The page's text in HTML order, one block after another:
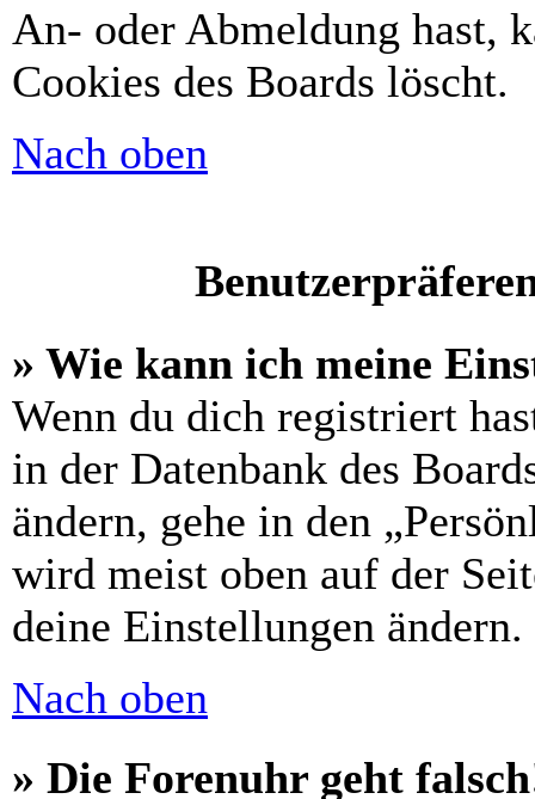
An- oder Abmeldung hast,
Cookies des Boards löscht.
Nach oben
» Wie kann ich meine
Wenn du dich registriert
in der Datenbank des
ändern, gehe in den
wird meist oben auf der
deine Einstellungen ändern.
Nach oben
» Die Forenuhr geht